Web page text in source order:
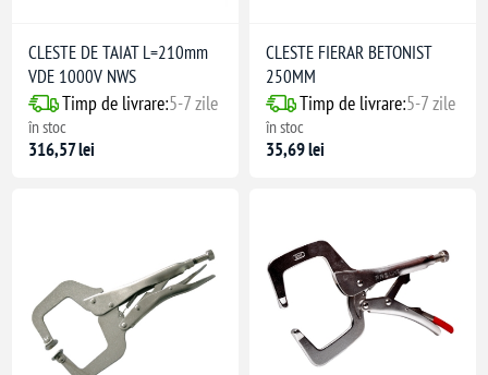
CLESTE DE TAIAT L=210mm
VDE 1000V NWS
Timp de livrare:5-7 zile
în stoc
316,57 lei
CLESTE FIERAR BETONIST
250MM
Timp de livrare:5-7 zile
în stoc
35,69 lei